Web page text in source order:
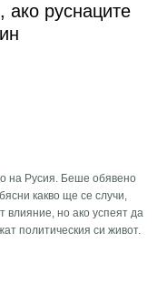
ако руснаците
на Русия. Беше обявено
какво ще се случи,
влияние, но ако успеят да
политическия си живот.